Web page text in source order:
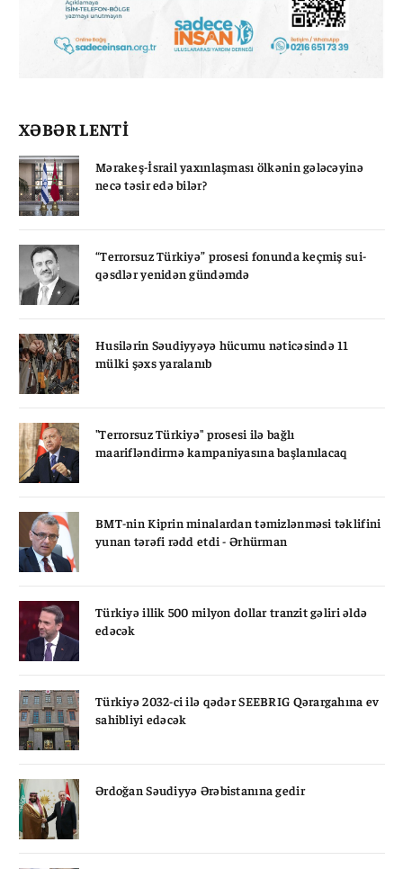
XƏBƏR LENTİ
Mərakeş-İsrail yaxınlaşması ölkənin gələcəyinə
necə təsir edə bilər?
“Terrorsuz Türkiyə” prosesi fonunda keçmiş sui-
qəsdlər yenidən gündəmdə
Husilərin Səudiyyəyə hücumu nəticəsində 11
mülki şəxs yaralanıb
"Terrorsuz Türkiyə" prosesi ilə bağlı
maarifləndirmə kampaniyasına başlanılacaq
BMT-nin Kiprin minalardan təmizlənməsi təklifini
yunan tərəfi rədd etdi - Ərhürman
Türkiyə illik 500 milyon dollar tranzit gəliri əldə
edəcək
Türkiyə 2032-ci ilə qədər SEEBRIG Qərargahına ev
sahibliyi edəcək
Ərdoğan Səudiyyə Ərəbistanına gedir